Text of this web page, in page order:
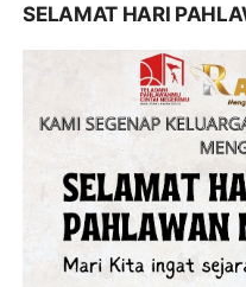
SELAMAT HARI